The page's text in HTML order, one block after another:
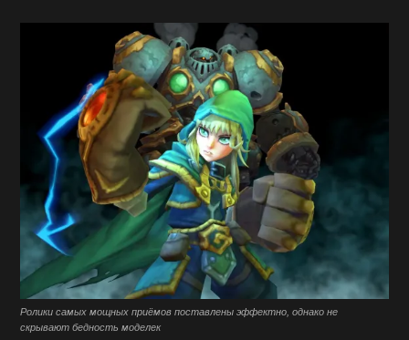
Ролики самых мощных приёмов поставлены эффектно, однако не
скрывают бедность моделек